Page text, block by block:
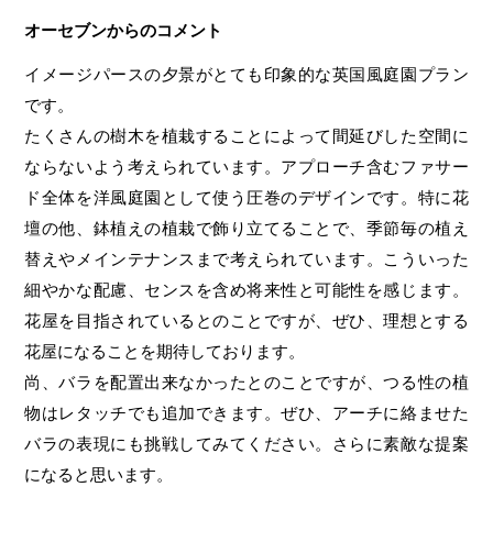
オーセブンからのコメント
イメージパースの夕景がとても印象的な英国風庭園プラン
です。
たくさんの樹木を植栽することによって間延びした空間に
ならないよう考えられています。アプローチ含むファサー
ド全体を洋風庭園として使う圧巻のデザインです。特に花
壇の他、鉢植えの植栽で飾り立てることで、季節毎の植え
替えやメインテナンスまで考えられています。こういった
細やかな配慮、センスを含め将来性と可能性を感じます。
花屋を目指されているとのことですが、ぜひ、理想とする
花屋になることを期待しております。
尚、バラを配置出来なかったとのことですが、つる性の植
物はレタッチでも追加できます。ぜひ、アーチに絡ませた
バラの表現にも挑戦してみてください。さらに素敵な提案
になると思います。